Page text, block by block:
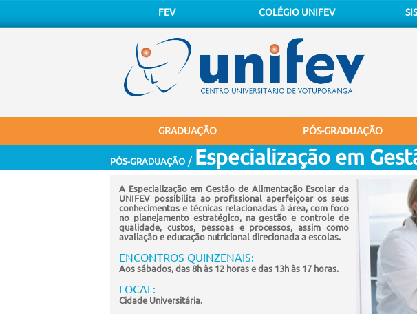
FEV COLÉGIO UNIFEV
GRADUAÇÃO PÓS-GRADUAÇÃO
PÓS-GRADUAÇÃO / Especialização em
A Especialização em Gestão de Alimentação Escolar da
UNIFEV possibilita ao profissional aperfeiçoar os seus
conhecimentos e técnicas relacionadas à área, com foco
no planejamento estratégico, na gestão e controle de
qualidade, custos, pessoas e processos, assim como
avaliação e educação nutricional direcionada a escolas.
ENCONTROS QUINZENAIS:
Aos sábados, das 8h às 12 horas e das 13h às 17 horas.
LOCAL:
Cidade Universitária.